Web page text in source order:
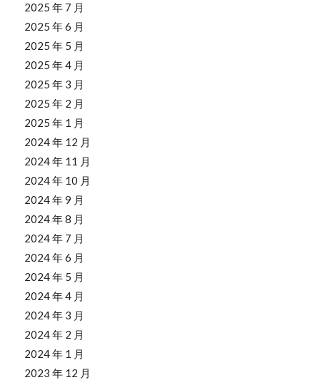
2025 年 7 月
2025 年 6 月
2025 年 5 月
2025 年 4 月
2025 年 3 月
2025 年 2 月
2025 年 1 月
2024 年 12 月
2024 年 11 月
2024 年 10 月
2024 年 9 月
2024 年 8 月
2024 年 7 月
2024 年 6 月
2024 年 5 月
2024 年 4 月
2024 年 3 月
2024 年 2 月
2024 年 1 月
2023 年 12 月